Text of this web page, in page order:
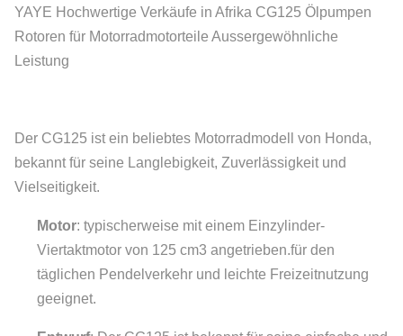
YAYE Hochwertige Verkäufe in Afrika CG125 Ölpumpen
Rotoren für Motorradmotorteile Aussergewöhnliche
Leistung
Der CG125 ist ein beliebtes Motorradmodell von Honda,
bekannt für seine Langlebigkeit, Zuverlässigkeit und
Vielseitigkeit.
Motor: typischerweise mit einem Einzylinder-
Viertaktmotor von 125 cm3 angetrieben.für den
täglichen Pendelverkehr und leichte Freizeitnutzung
geeignet.